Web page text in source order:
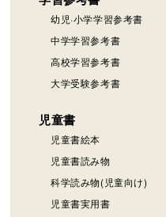
幼児·小学学習参考書
中学学習参考書
高校学習参考書
大学受験参考書
児童書
児童書絵本
児童書読み物
科学読み物(児童向け)
児童書実用書